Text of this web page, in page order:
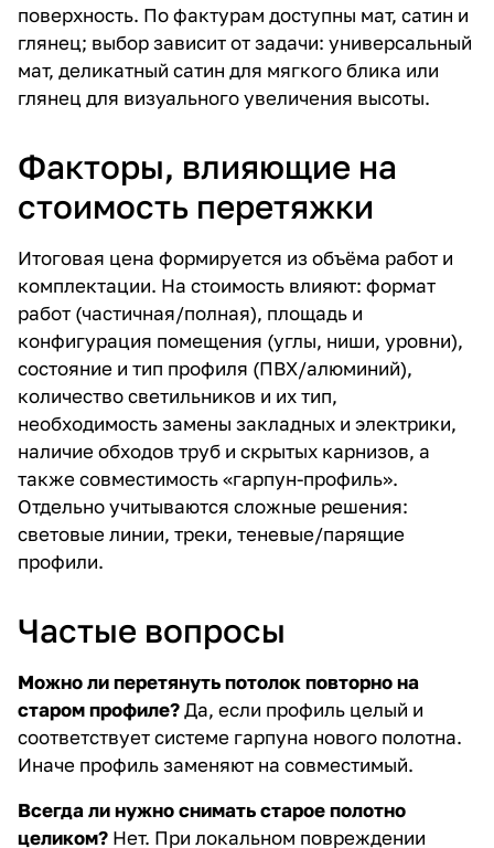
поверхность. По фактурам доступны мат, сатин и
глянец; выбор зависит от задачи: универсальный
мат, деликатный сатин для мягкого блика или
глянец для визуального увеличения высоты.
Факторы, влияющие на
стоимость перетяжки
Итоговая цена формируется из объёма работ и
комплектации. На стоимость влияют: формат
работ (частичная/полная), площадь и
конфигурация помещения (углы, ниши, уровни),
состояние и тип профиля (ПВХ/алюминий),
количество светильников и их тип,
необходимость замены закладных и электрики,
наличие обходов труб и скрытых карнизов, а
также совместимость «гарпун-профиль».
Отдельно учитываются сложные решения:
световые линии, треки, теневые/парящие
профили.
Частые вопросы
Можно ли перетянуть потолок повторно на
старом профиле?Да, если профиль целый и
соответствует системе гарпуна нового полотна.
Иначе профиль заменяют на совместимый.
Всегда ли нужно снимать старое полотно
целиком? Нет. При локальном повреждении